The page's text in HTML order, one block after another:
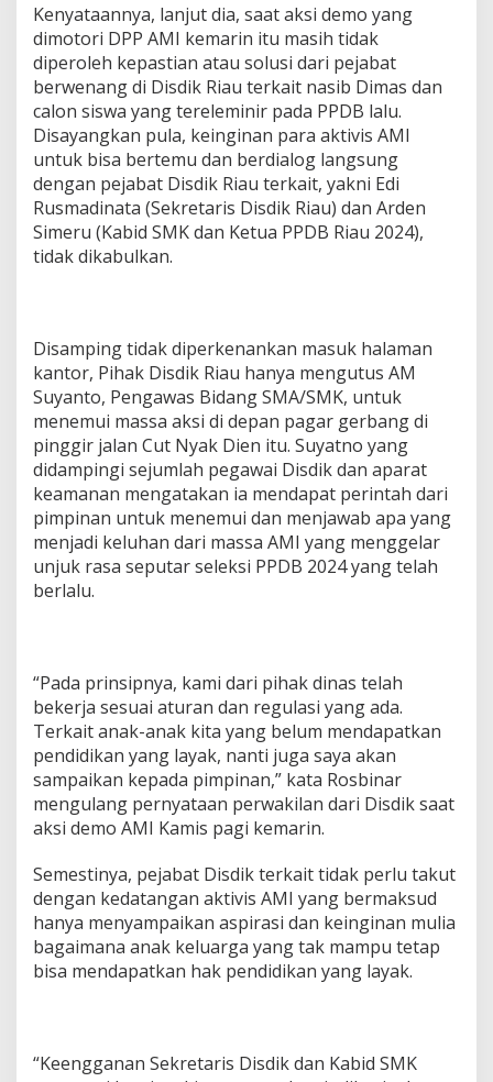
Kenyataannya, lanjut dia, saat aksi demo yang
dimotori DPP AMI kemarin itu masih tidak
diperoleh kepastian atau solusi dari pejabat
berwenang di Disdik Riau terkait nasib Dimas dan
calon siswa yang tereleminir pada PPDB lalu.
Disayangkan pula, keinginan para aktivis AMI
untuk bisa bertemu dan berdialog langsung
dengan pejabat Disdik Riau terkait, yakni Edi
Rusmadinata (Sekretaris Disdik Riau) dan Arden
Simeru (Kabid SMK dan Ketua PPDB Riau 2024),
tidak dikabulkan.
Disamping tidak diperkenankan masuk halaman
kantor, Pihak Disdik Riau hanya mengutus AM
Suyanto, Pengawas Bidang SMA/SMK, untuk
menemui massa aksi di depan pagar gerbang di
pinggir jalan Cut Nyak Dien itu. Suyatno yang
didampingi sejumlah pegawai Disdik dan aparat
keamanan mengatakan ia mendapat perintah dari
pimpinan untuk menemui dan menjawab apa yang
menjadi keluhan dari massa AMI yang menggelar
unjuk rasa seputar seleksi PPDB 2024 yang telah
berlalu.
“Pada prinsipnya, kami dari pihak dinas telah
bekerja sesuai aturan dan regulasi yang ada.
Terkait anak-anak kita yang belum mendapatkan
pendidikan yang layak, nanti juga saya akan
sampaikan kepada pimpinan,” kata Rosbinar
mengulang pernyataan perwakilan dari Disdik saat
aksi demo AMI Kamis pagi kemarin.
Semestinya, pejabat Disdik terkait tidak perlu takut
dengan kedatangan aktivis AMI yang bermaksud
hanya menyampaikan aspirasi dan keinginan mulia
bagaimana anak keluarga yang tak mampu tetap
bisa mendapatkan hak pendidikan yang layak.
“Keengganan Sekretaris Disdik dan Kabid SMK